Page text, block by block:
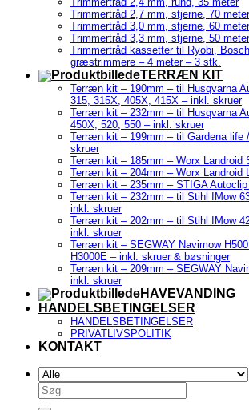
Trimmertråd 2,7 mm, stjerne, 70
Trimmertråd 3,0 mm, stjerne, 60
Trimmertråd 3,3 mm, stjerne, 50
Trimmertråd kassetter til Ryobi,
græstrimmere – 4 meter – 3 stk.
TERRÆN KIT
Terræn kit – 190mm – til Husqvarna
315, 315X, 405X, 415X – inkl. skruer
Terræn kit – 232mm – til Husqvarna
450X, 520, 550 – inkl. skruer
Terræn kit – 199mm – til Gardena life
skruer
Terræn kit – 185mm – Worx Landroid
Terræn kit – 204mm – Worx Landroid
Terræn kit – 235mm – STIGA
Terræn kit – 232mm – til Stihl IMow
inkl. skruer
Terræn kit – 202mm – til Stihl IMow
inkl. skruer
Terræn kit – SEGWAY Navimow
H3000E – inkl. skruer & bøsninger
Terræn kit – 209mm – SEGWAY
inkl. skruer
HAVEVANDING
HANDELSBETINGELSER
HANDELSBETINGELSER
PRIVATLIVSPOLITIK
KONTAKT
Søg
efter: